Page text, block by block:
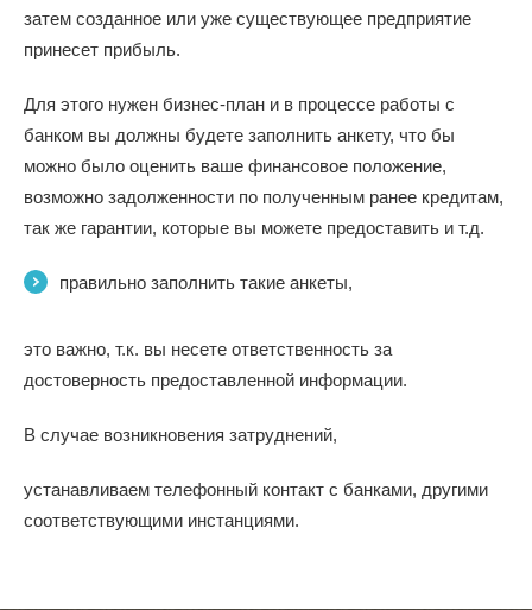
затем созданное или уже существующее предприятие
принесет прибыль.
Для этого нужен бизнес-план и в процессе работы с
банком вы должны будете заполнить анкету, что бы
можно было оценить ваше финансовое положение,
возможно задолженности по полученным ранее кредитам,
так же гарантии, которые вы можете предоставить и т.д.
правильно заполнить такие анкеты,
это важно, т.к. вы несете ответственность за
достоверность предоставленной информации.
В случае возникновения затруднений,
устанавливаем телефонный контакт с банками, другими
соответствующими инстанциями.